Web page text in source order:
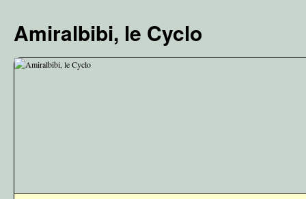
contenu
Amiralbibi, le Cyclo